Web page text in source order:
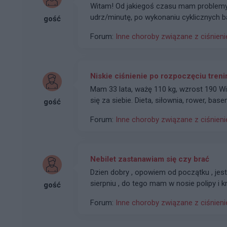
gość
Witam! Od jakiegoś czasu mam problemy z wysokim tętnem oscylującym w przedziale 90-100
udrz/minutę, po wykonaniu cyklicznych
oprócz tego przez swoją kardiolog
wolnych uderzeniach serca następują ok 3-5 krótke i szybkie uderzenia. Zaczęło się to w
momencie gdy zakończyłem
Czym taki rytm serca może być
miesięcy?
Forum: Inne choroby związane z
gość
Niskie ciśnienie po rozpoczęciu
Mam 33 lata, ważę 110 kg, wzrost 190 Witam , dwa miesiące temu odstawiłem alkohol i wziąłem
się za siebie. Dieta, siłownia, rower,
po 2 miesiącach ciśnienie to 115-125
wypuszczony do domu z zapisanym
Forum: Inne choroby związane z
gość
Nebilet zastanawiam się czy brać
Dzien dobry , opowiem od początku ,
sierpniu , do tego mam w nosie polipy i
niedawno u kardiologa , i zrobiła mi
Forum: Inne choroby związane z